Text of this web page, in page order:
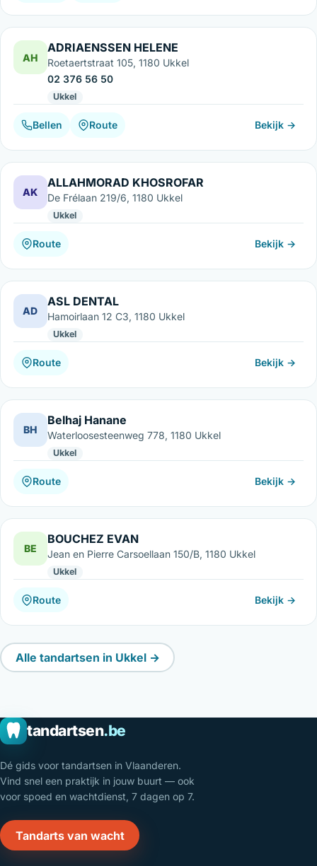
AH
ADRIAENSSEN HELENE
Roetaertstraat 105, 1180 Ukkel
02 376 56 50
Ukkel
Bellen Route Bekijk →
AK
ALLAHMORAD KHOSROFAR
De Frélaan 219/6, 1180 Ukkel
Ukkel
Route Bekijk →
AD
ASL DENTAL
Hamoirlaan 12 C3, 1180 Ukkel
Ukkel
Route Bekijk →
BH
Belhaj Hanane
Waterloosesteenweg 778, 1180 Ukkel
Ukkel
Route Bekijk →
BE
BOUCHEZ EVAN
Jean en Pierre Carsoellaan 150/B, 1180 Ukkel
Ukkel
Route Bekijk →
Alle tandartsen in Ukkel →
tandartsen.be
Dé gids voor tandartsen in Vlaanderen.
Vind snel een praktijk in jouw buurt — ook
voor spoed en wachtdienst, 7 dagen op 7.
Tandarts van wacht